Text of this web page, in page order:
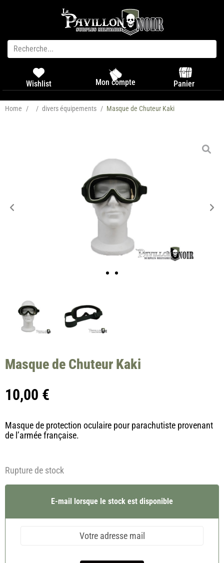
Wishlist Mon compte Panier
Home / / divers équipements / Masque de Chuteur Kaki
Masque de Chuteur Kaki
10,00 €
Masque de protection oculaire pour parachutiste provenant
de l’armée française.
Rupture de stock
E-mail lorsque le stock est disponible